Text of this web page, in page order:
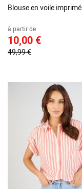
Blouse en voile imprimé
à partir de
10,00 €
49,99 €